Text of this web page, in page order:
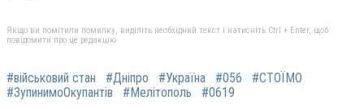
Якщо ви помітили помилку, виділіть необхідний текст і натисніть Ctrl + Enter, щоб
повідомити про це редакцію
#військовий стан #Дніпро #Україна #056
#СТОЇМО
#ЗупинимоОкупантів
#Мелітополь #0619